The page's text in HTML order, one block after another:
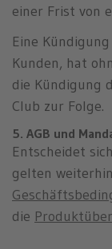
einer Frist von
Eine
Kunden, hat
die Kündigung
Club zur Folge.
5. AGB und
Entscheidet
gelten
die